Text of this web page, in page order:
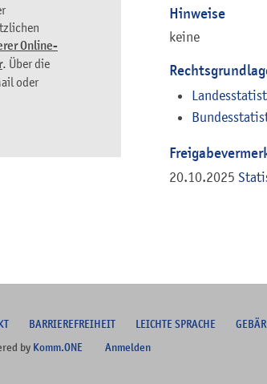
Online-
. Über die
oder
Hinweise
keine
20.10.2025
BARRIEREFREIHEIT LEICHTE SPRACHE G
by Komm.ONE Anmelden